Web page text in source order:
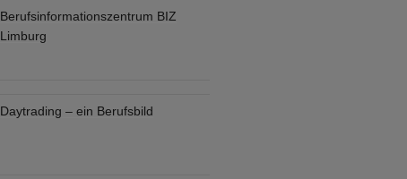
Berufsinformationszentrum BIZ
Limburg
Daytrading – ein Berufsbild